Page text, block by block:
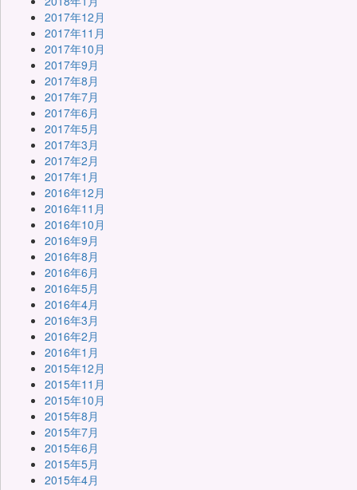
2017年12月
2017年11月
2017年10月
2017年9月
2017年8月
2017年7月
2017年6月
2017年5月
2017年3月
2017年2月
2017年1月
2016年12月
2016年11月
2016年10月
2016年9月
2016年8月
2016年6月
2016年5月
2016年4月
2016年3月
2016年2月
2016年1月
2015年12月
2015年11月
2015年10月
2015年8月
2015年7月
2015年6月
2015年5月
2015年4月